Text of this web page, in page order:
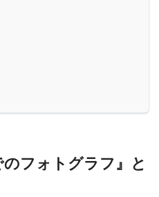
のフォトグラフ』と